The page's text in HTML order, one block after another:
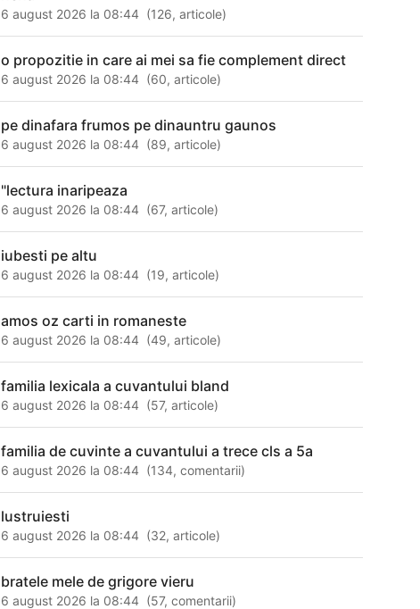
6 august 2026 la 08:44 (126,articole)
o propozitie in care ai mei sa fie complement direct
6 august 2026 la 08:44 (60,articole)
pe dinafara frumos pe dinauntru gaunos
6 august 2026 la 08:44 (89,articole)
"lectura inaripeaza
6 august 2026 la 08:44 (67,articole)
iubesti pe altu
6 august 2026 la 08:44 (19,articole)
amos oz carti in romaneste
6 august 2026 la 08:44 (49,articole)
familia lexicala a cuvantului bland
6 august 2026 la 08:44 (57,articole)
familia de cuvinte a cuvantului a trece cls a 5a
6 august 2026 la 08:44 (134,comentarii)
lustruiesti
6 august 2026 la 08:44 (32,articole)
bratele mele de grigore vieru
6 august 2026 la 08:44 (57,comentarii)